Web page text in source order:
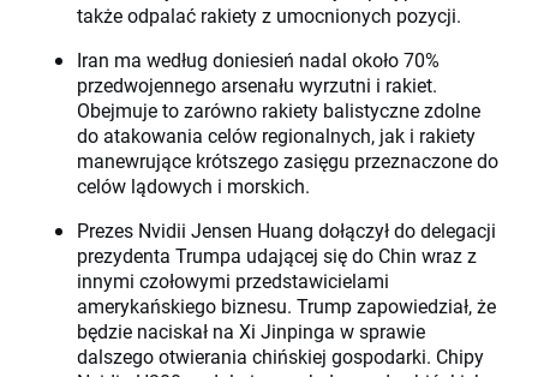
także odpalać rakiety z umocnionych pozycji.
Iran ma według doniesień nadal około 70%
przedwojennego arsenału wyrzutni i rakiet.
Obejmuje to zarówno rakiety balistyczne zdolne
do atakowania celów regionalnych, jak i rakiety
manewrujące krótszego zasięgu przeznaczone do
celów lądowych i morskich.
Prezes Nvidii Jensen Huang dołączył do delegacji
prezydenta Trumpa udającej się do Chin wraz z
innymi czołowymi przedstawicielami
amerykańskiego biznesu. Trump zapowiedział, że
będzie naciskał na Xi Jinpinga w sprawie
dalszego otwierania chińskiej gospodarki. Chipy